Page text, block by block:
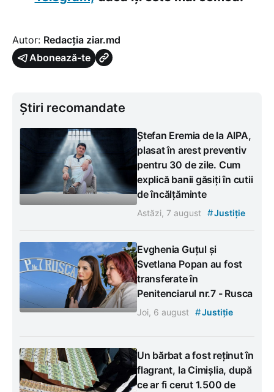
Autor: Redacția ziar.md
Abonează-te
Știri recomandate
Ștefan Eremia de la AIPA,
plasat în arest preventiv
pentru 30 de zile. Cum
explică banii găsiți în cutii
de încălțăminte
Astăzi, 7 august #Justiție
Evghenia Guțul și
Svetlana Popan au fost
transferate în
Penitenciarul nr.7 - Rusca
Joi, 6 august #Justiție
Un bărbat a fost reținut în
flagrant, la Cimișlia, după
ce ar fi cerut 1.500 de